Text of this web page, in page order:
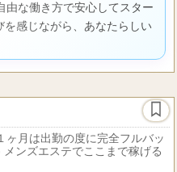
由な働き方で安心してスター
を感じながら、あなたらしい
月は出勤の度に完全フルバッ
ンズエステでここまで稼げる